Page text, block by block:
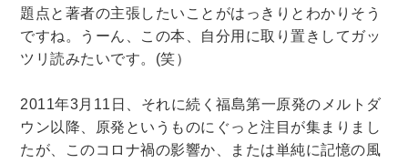
題点と著者の主張したいことがはっきりとわかりそう
ですね。うーん、この本、自分用に取り置きしてガッ
ツリ読みたいです。(笑）
2011年3月11日、それに続く福島第一原発のメルトダ
ウン以降、原発というものにぐっと注目が集まりまし
たが、このコロナ禍の影響か、または単純に記憶の風